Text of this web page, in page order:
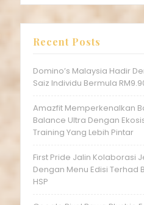
Recent Posts
Domino’s Malaysia Hadir
Saiz Individu Bermula
Amazfit Memperkenalkan
Balance Ultra Dengan
Training Yang Lebih Pintar
First Pride Jalin Kolaborasi
Dengan Menu Edisi Terhad
HSP